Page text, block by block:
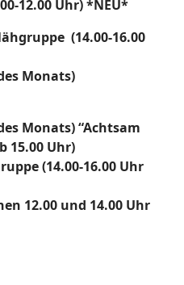
12.00 Uhr) *NEU*
(14.00-16.00
Monats)
Monats) “Achtsam
15.00 Uhr)
(14.00-16.00 Uhr
12.00 und 14.00 Uhr